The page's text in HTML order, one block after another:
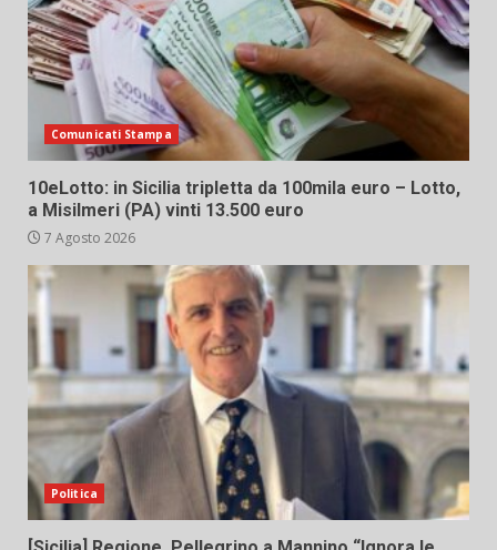
Comunicati Stampa
10eLotto: in Sicilia tripletta da 100mila euro – Lotto,
a Misilmeri (PA) vinti 13.500 euro
7 Agosto 2026
Politica